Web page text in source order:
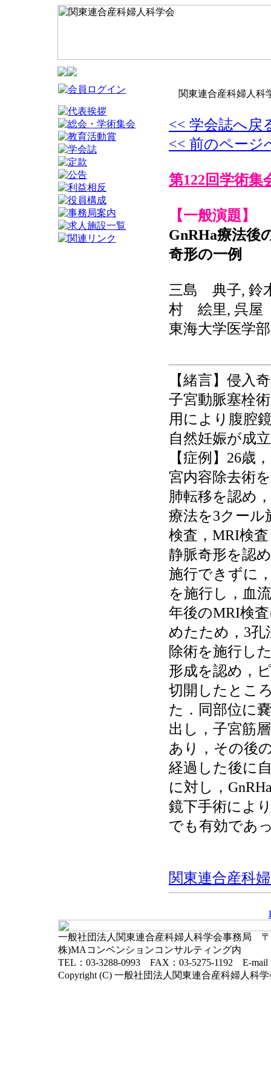
関東連合産科婦人科
<< 学会誌へ戻
<< 前のページ
第122回学術集
【一般演題】
GnRHa療法後
奇形の一例
三島 典子, 鈴
村 絵里, 呉屋
東海大学医学
【緒言】侵入
子宮動脈塞栓
用により腹腔
自然妊娠が成
【症例】26歳
宮内容除去術
肺転移を認め
療法を3クール
検査，MRI検
静脈奇形を認
施行できずに
を施行し，血
年後のMRI検
めたため，3孔
除術を施行し
形成を認め，
切開したとこ
た．同部位に
出し，子宮筋
あり，その後
経過した後に
に対し，
鏡下手術によ
でも有効であ
関東連合産科
一般社団法人関東連合産科婦人科学会事務局 〒
株)MAコンベンションコンサルティング内
TEL：03-3288-0993 FAX：03-5275-1192 E-mail
Copyright (C) 一般社団法人関東連合産科婦人科